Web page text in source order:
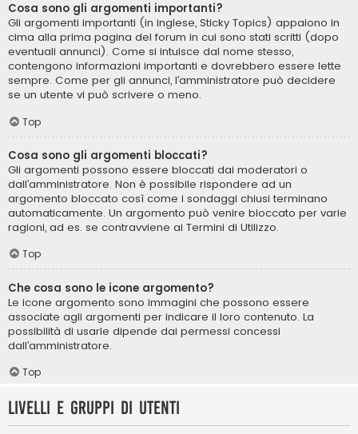
Cosa sono gli argomenti importanti?
Gli argomenti importanti (in inglese, Sticky Topics) appaiono in
cima alla prima pagina del forum in cui sono stati scritti (dopo
eventuali annunci). Come si intuisce dal nome stesso,
contengono informazioni importanti e dovrebbero essere lette
sempre. Come per gli annunci, l’amministratore può decidere
se un utente vi può scrivere o meno.
Top
Cosa sono gli argomenti bloccati?
Gli argomenti possono essere bloccati dai moderatori o
dall’amministratore. Non è possibile rispondere ad un
argomento bloccato così come i sondaggi chiusi terminano
automaticamente. Un argomento può venire bloccato per varie
ragioni, ad es. se contravviene ai Termini di Utilizzo.
Top
Che cosa sono le icone argomento?
Le icone argomento sono immagini che possono essere
associate agli argomenti per indicare il loro contenuto. La
possibilità di usarle dipende dai permessi concessi
dall’amministratore.
Top
Livelli e gruppi di utenti